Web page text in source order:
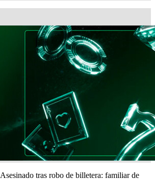
Asesinado tras robo de billetera: familiar de